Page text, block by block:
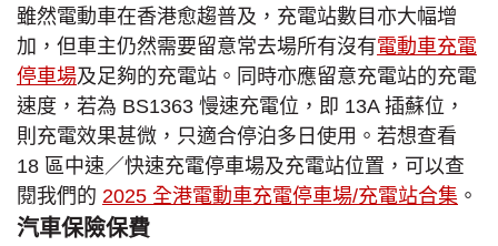
雖然電動車在香港愈趨普及，充電站數目亦大幅增
加，但車主仍然需要留意常去場所有沒有電動車充電
停車場及足夠的充電站。同時亦應留意充電站的充電
速度，若為 BS1363 慢速充電位，即 13A 插蘇位，
則充電效果甚微，只適合停泊多日使用。若想查看
18 區中速／快速充電停車場及充電站位置，可以查
閱我們的 2025 全港電動車充電停車場/充電站合集 。
汽車保險保費